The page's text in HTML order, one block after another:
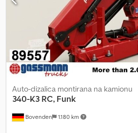
na izmene, međuprodaju i moguće greške!
Bovenden 1.180 km
Auto-dizalica montirana na kamionu
340-K3 RC, Funk